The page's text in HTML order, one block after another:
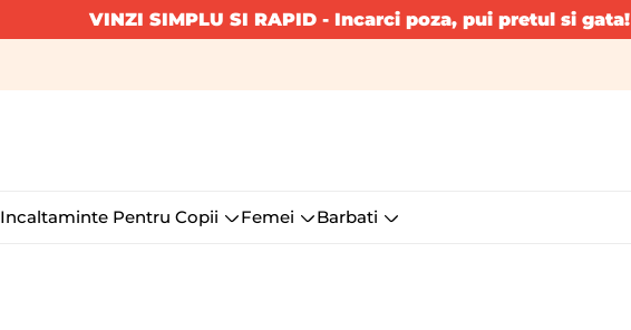
VINZI SIMPLU SI RAPID- Incarci poza, pui pretul si gata!
Incaltaminte Pentru Copii Femei Barbati